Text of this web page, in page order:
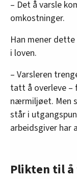
– Det å varsle
omkostninger.
Han mener
i loven.
– Varsleren
tatt å overleve –
nærmiljøet. Men
står i
arbeidsgiver har
Plikten til